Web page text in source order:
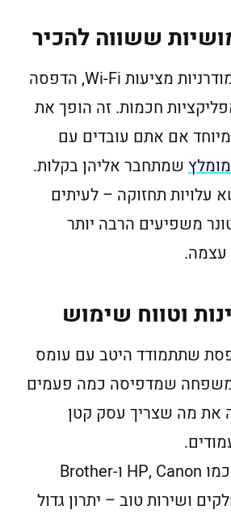
ששווה להכיר
רוב המדפסות המודרניות מציעות Wi-Fi, הדפסה
חכמות. זה הופך את
אם אתם עובדים עם
שמתחבר אליהן בקלות.
עלויות תחזוקה – לעיתים
משפיעים הרבה יותר
וטווח שימוש
שתתמודד היטב עם עומס
שמדפיסה כמה פעמים
את מה שצריך עסק קטן
מותגים מובילים כמו HP, Canon ו-Brother
ושירות טוב – יתרון גדול